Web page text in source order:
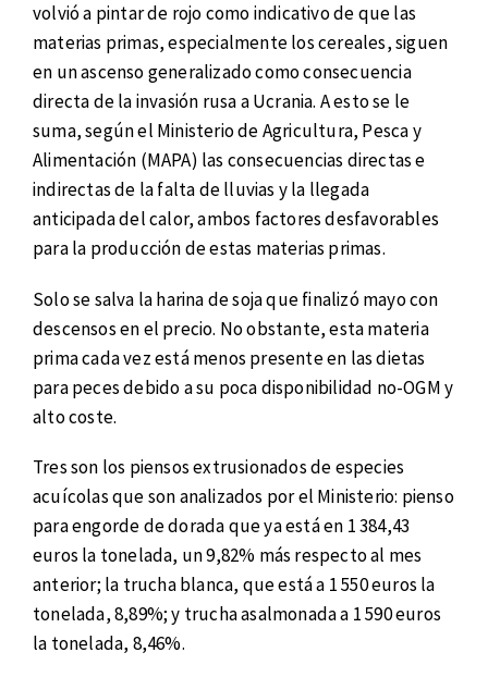
volvió a pintar de rojo como indicativo de que las
materias primas, especialmente los cereales, siguen
en un ascenso generalizado como consecuencia
directa de la invasión rusa a Ucrania. A esto se le
suma, según el Ministerio de Agricultura, Pesca y
Alimentación (MAPA) las consecuencias directas e
indirectas de la falta de lluvias y la llegada
anticipada del calor, ambos factores desfavorables
para la producción de estas materias primas.
Solo se salva la harina de soja que finalizó mayo con
descensos en el precio. No obstante, esta materia
prima cada vez está menos presente en las dietas
para peces debido a su poca disponibilidad no-OGM y
alto coste.
Tres son los piensos extrusionados de especies
acuícolas que son analizados por el Ministerio: pienso
para engorde de dorada que ya está en 1 384,43
euros la tonelada, un 9,82% más respecto al mes
anterior; la trucha blanca, que está a 1 550 euros la
tonelada, 8,89%; y trucha asalmonada a 1 590 euros
la tonelada, 8,46%.